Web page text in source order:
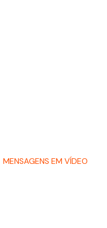
MENSAGENS EM VÍDEO